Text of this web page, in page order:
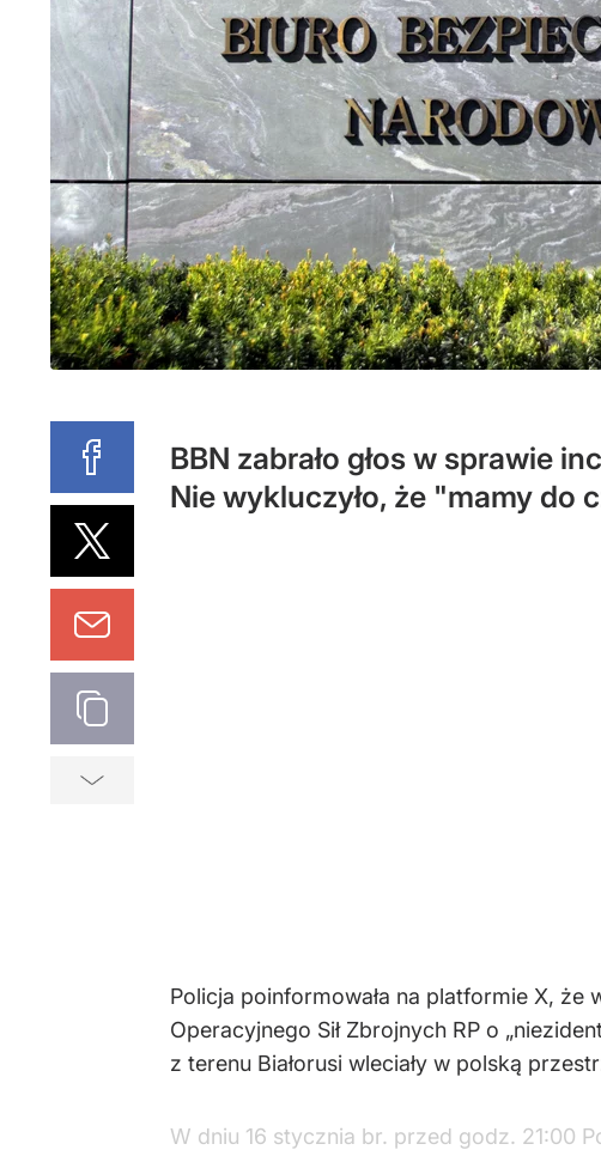
BBN zabrało głos w sprawie
Nie wykluczyło, że "mamy do
Policja poinformowała na platformie X,
Operacyjnego Sił Zbrojnych RP o
z terenu Białorusi wleciały w polską
W dniu 16 stycznia br. przed godz. 21:00